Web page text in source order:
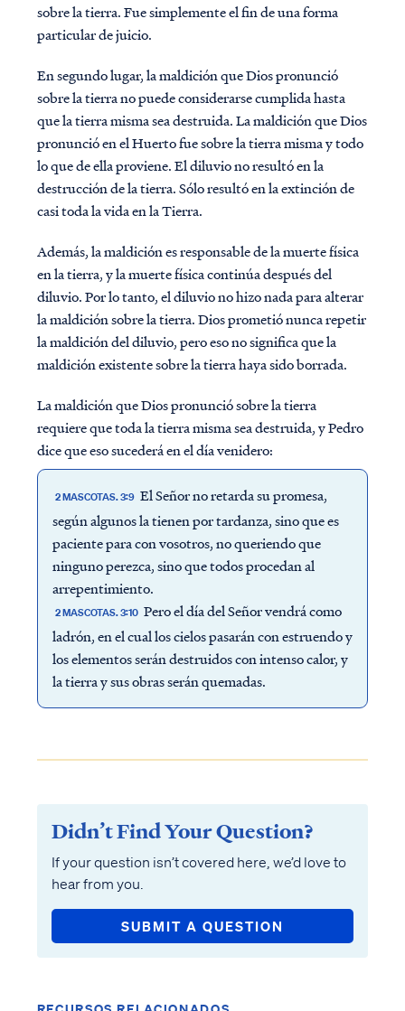
sobre la tierra. Fue simplemente el fin de una forma
particular de juicio.
En segundo lugar, la maldición que Dios pronunció
sobre la tierra no puede considerarse cumplida hasta
que la tierra misma sea destruida. La maldición que Dios
pronunció en el Huerto fue sobre la tierra misma y todo
lo que de ella proviene. El diluvio no resultó en la
destrucción de la tierra. Sólo resultó en la extinción de
casi toda la vida en la Tierra.
Además, la maldición es responsable de la muerte física
en la tierra, y la muerte física continúa después del
diluvio. Por lo tanto, el diluvio no hizo nada para alterar
la maldición sobre la tierra. Dios prometió nunca repetir
la maldición del diluvio, pero eso no significa que la
maldición existente sobre la tierra haya sido borrada.
La maldición que Dios pronunció sobre la tierra
requiere que toda la tierra misma sea destruida, y Pedro
dice que eso sucederá en el día venidero:
2 MASCOTAS. 3:9 El Señor no retarda su promesa,
según algunos la tienen por tardanza, sino que es
paciente para con vosotros, no queriendo que
ninguno perezca, sino que todos procedan al
arrepentimiento.
2 MASCOTAS. 3:10 Pero el día del Señor vendrá como
ladrón, en el cual los cielos pasarán con estruendo y
los elementos serán destruidos con intenso calor, y
la tierra y sus obras serán quemadas.
Didn’t Find Your Question?
If your question isn’t covered here, we’d love to
hear from you.
SUBMIT A QUESTION